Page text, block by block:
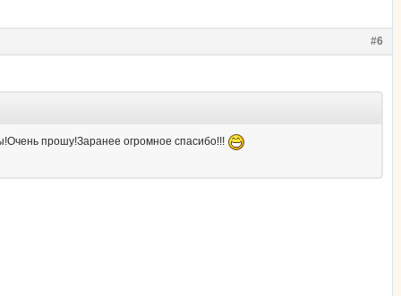
#6
прошу!Заранее огромное спасибо!!!